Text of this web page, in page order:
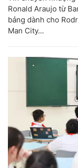
Ronald Araujo từ
bảng dành cho
Man City...